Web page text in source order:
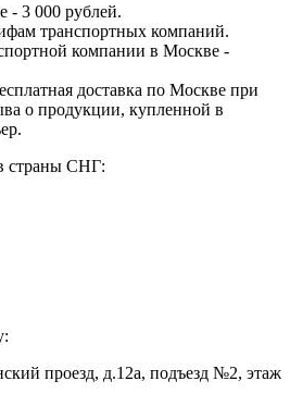
- 3 000 рублей.
транспортных компаний.
компании в Москве -
доставка по Москве при
о продукции, купленной в
страны СНГ:
проезд, д.12а, подъезд №2, этаж